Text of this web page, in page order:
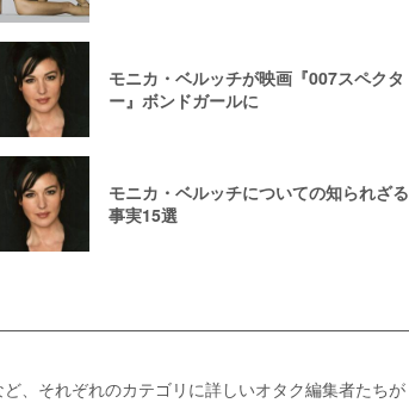
モニカ・ベルッチが映画『007スペクタ
ー』ボンドガールに
モニカ・ベルッチについての知られざる
事実15選
、それぞれのカテゴリに詳しいオタク編集者たちが